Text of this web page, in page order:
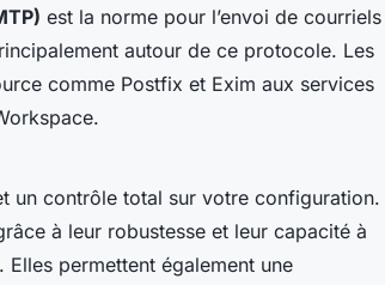
est la norme pour l’envoi de courriels
autour de ce protocole. Les
comme Postfix et Exim aux services
un contrôle total sur votre configuration.
à leur robustesse et leur capacité à
. Elles permettent également une